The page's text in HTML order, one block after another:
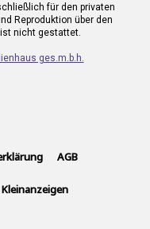
für den privaten
Reproduktion über den
nicht gestattet.
ges.m.b.h.
AGB
Kleinanzeigen